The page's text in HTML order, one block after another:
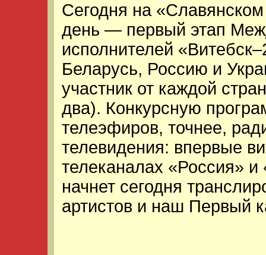
Сегодня на
день — первый этап
исполнителей
Беларусь, Россию и
участник от каждой
два). Конкурсную
телеэфиров, точнее,
телевидения: впервые
телеканалах «Россия»
начнет сегодня
артистов и наш Первый